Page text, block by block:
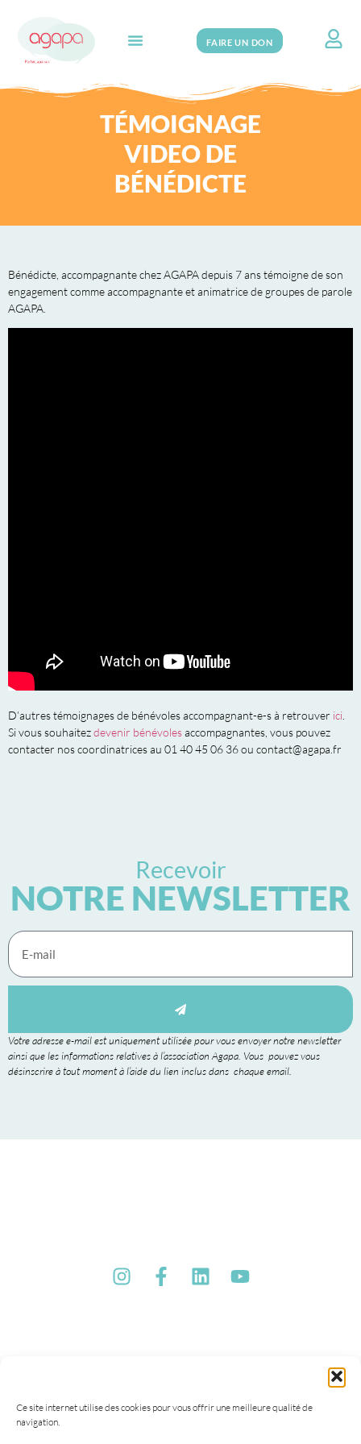
Ce site internet utilise des cookies pour vous offrir une meilleure qualité de
navigation.
FAIRE UN DON
TÉMOIGNAGE
VIDEO DE
BÉNÉDICTE
Bénédicte, accompagnante chez AGAPA depuis 7 ans témoigne de son
engagement comme accompagnante et animatrice de groupes de parole
AGAPA.
D’autres témoignages de bénévoles accompagnant-e-s à retrouver ici
Si vous souhaitezdevenir bénévolesaccompagnantes, vous pouvez
contacter nos coordinatrices au 01 40 45 06 36 ou contact@agapa.fr
Recevoir
NOTRE NEWSLETTER
Votre adresse e-mail est uniquement utilisée pour vous envoyer notre newsletter
ainsi que les informations relatives à l’association Agapa. Vous pouvez vous
désinscrire à tout moment à l’aide du lien inclus dans chaque email.